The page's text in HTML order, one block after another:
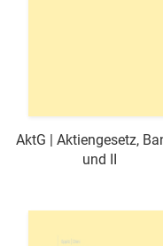
AktG | Aktiengesetz,
und II